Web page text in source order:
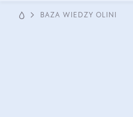
BAZA WIEDZY OLINI